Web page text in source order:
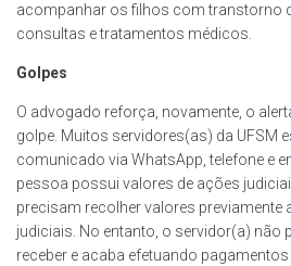
acompanhar os filhos com transtorno
consultas e tratamentos médicos.
Golpes
O advogado reforça, novamente, o
golpe. Muitos servidores(as) da UFSM
comunicado via WhatsApp, telefone e
pessoa possui valores de ações
precisam recolher valores previamente
judiciais. No entanto, o servidor(a) não
receber e acaba efetuando